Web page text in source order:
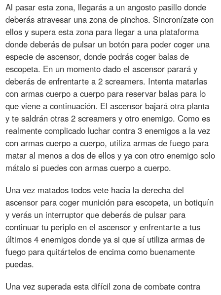
Al pasar esta zona, llegarás a un angosto pasillo donde
deberás atravesar una zona de pinchos. Sincronízate con
ellos y supera esta zona para llegar a una plataforma
donde deberás de pulsar un botón para poder coger una
especie de ascensor, donde podrás coger balas de
escopeta. En un momento dado el ascensor parará y
deberás de enfrentarte a 2 screamers. Intenta matarlas
con armas cuerpo a cuerpo para reservar balas para lo
que viene a continuación. El ascensor bajará otra planta
y te saldrán otras 2 screamers y otro enemigo. Como es
realmente complicado luchar contra 3 enemigos a la vez
con armas cuerpo a cuerpo, utiliza armas de fuego para
matar al menos a dos de ellos y ya con otro enemigo solo
mátalo si puedes con armas cuerpo a cuerpo.
Una vez matados todos vete hacia la derecha del
ascensor para coger munición para escopeta, un botiquín
y verás un interruptor que deberás de pulsar para
continuar tu periplo en el ascensor y enfrentarte a tus
últimos 4 enemigos donde ya si que sí utiliza armas de
fuego para quitártelos de encima como buenamente
puedas.
Una vez superada esta difícil zona de combate contra